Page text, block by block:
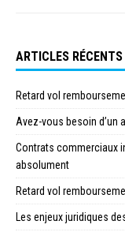
ARTICLES RÉCENTS
Retard vol
Avez-vous besoin d’un
Contrats commerciaux
absolument
Retard vol
Les enjeux juridiques